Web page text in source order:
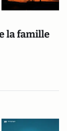
la famille